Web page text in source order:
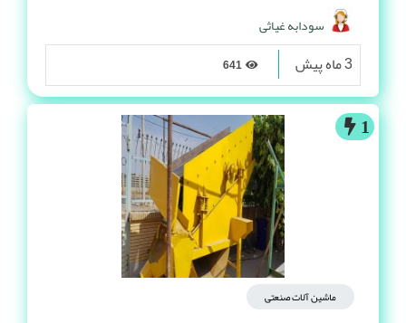
سودابه غیاثی
3 ماه پیش
1
ماشین آلات صنعتی